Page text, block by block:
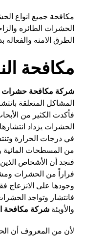
مكافحة جميع انواع
الحشرات الطائره
الطرق الامنه
مكافحة
شركة مكافحة حشرات
المشاكل المتعلقة
فأكدت الكثير من
الحشرات يزداد
في درجات الحرارة
من المسطحات المائية
فنجد أن الأشخاص
فراراً من الحشرات
وجودها على الانزعاج
فانتشار وتواجد
والأوبئةشركة مكافحة
لأن من المعروف أن